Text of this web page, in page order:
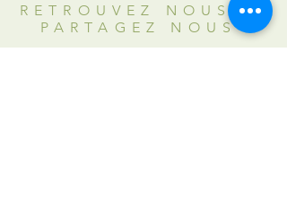
RETROUVEZ NOUS et
PARTAGEZ NOUS